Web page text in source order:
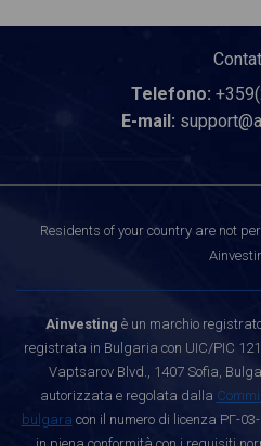
Telefono:
E-mail:
Residents of your country are not
Ainvesting è un marchio
registrata in Bulgaria con UIC/PIC
Vaptsarov Blvd., 1407 Sofia,
autorizzata e regolata dalla
bulgara con il numero di licenza РГ-